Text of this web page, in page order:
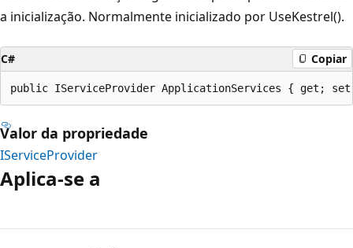
a inicialização. Normalmente inicializado por UseKestrel().
C# Copiar
public IServiceProvider ApplicationServices { get;
Valor da propriedade
IServiceProvider
Aplica-se a
de